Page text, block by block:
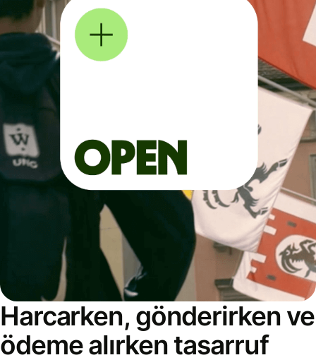
Harcarken, gönderirken ve
ödeme alırken tasarruf